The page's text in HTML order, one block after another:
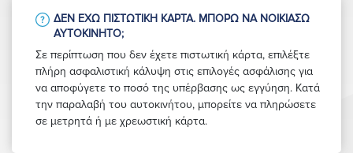
ΔΕΝ ΈΧΩ ΠΙΣΤΩΤΙΚΉ ΚΆΡΤΑ. ΜΠΟΡΏ ΝΑ ΝΟΙΚΙΆΣΩ
ΑΥΤΟΚΊΝΗΤΟ;
Σε περίπτωση που δεν έχετε πιστωτική κάρτα, επιλέξτε
πλήρη ασφαλιστική κάλυψη στις επιλογές ασφάλισης για
να αποφύγετε το ποσό της υπέρβασης ως εγγύηση. Κατά
την παραλαβή του αυτοκινήτου, μπορείτε να πληρώσετε
σε μετρητά ή με χρεωστική κάρτα.